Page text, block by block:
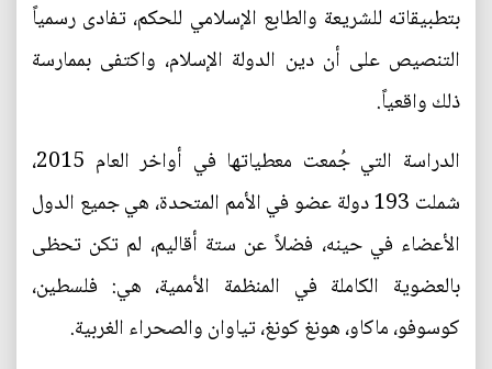
بتطبيقاته للشريعة والطابع الإسلامي للحكم، تفادى رسمياً
التنصيص على أن دين الدولة الإسلام، واكتفى بممارسة
ذلك واقعياً.
الدراسة التي جُمعت معطياتها في أواخر العام 2015،
شملت 193 دولة عضو في الأمم المتحدة، هي جميع الدول
الأعضاء في حينه، فضلاً عن ستة أقاليم، لم تكن تحظى
بالعضوية الكاملة في المنظمة الأممية، هي: فلسطين،
كوسوفو، ماكاو، هونغ كونغ، تياوان والصحراء الغربية.